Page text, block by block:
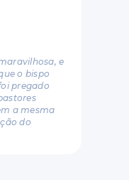
e
o bispo
pregado
a mesma
do